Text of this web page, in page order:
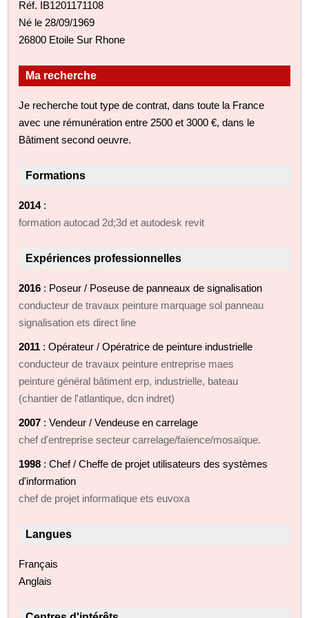
Réf. IB1201171108
Né le 28/09/1969
26800 Etoile Sur Rhone
Ma recherche
Je recherche tout type de contrat, dans toute la France
avec une rémunération entre 2500 et 3000 €, dans le
Bâtiment second oeuvre.
Formations
2014:
formation autocad 2d;3d et autodesk revit
Expériences professionnelles
2016 : Poseur / Poseuse de panneaux de signalisation
conducteur de travaux peinture marquage sol panneau
signalisation ets direct line
2011 : Opérateur / Opératrice de peinture industrielle
conducteur de travaux peinture entreprise maes
peinture général bâtiment erp, industrielle, bateau
(chantier de l'atlantique, dcn indret)
2007 : Vendeur / Vendeuse en carrelage
chef d'entreprise secteur carrelage/faïence/mosaïque.
1998 : Chef / Cheffe de projet utilisateurs des systèmes
d'information
chef de projet informatique ets euvoxa
Langues
Français
Anglais